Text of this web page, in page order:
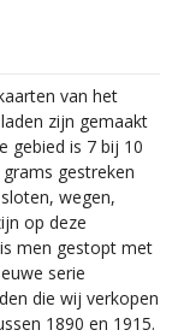
van het
zijn gemaakt
gebied is 7 bij 10
gestreken
wegen,
op deze
men gestopt met
serie
die wij verkopen
1890 en 1915.